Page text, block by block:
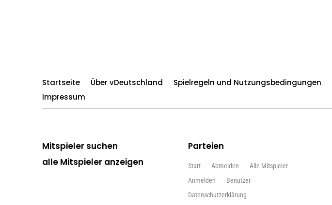
Startseite Über vDeutschland Spielregeln und Nutzungsbedingungen
Impressum
Mitspieler suchen
alle Mitspieler anzeigen
Parteien
Start Abmelden
Alle Mitspieler
Anmelden
Benutzer
Datenschutzerklärung